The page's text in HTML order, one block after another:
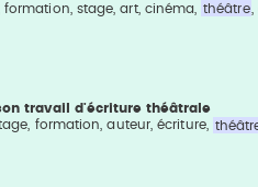
stage, art, cinéma,
théâtre
travail d'écriture théâtrale
formation, auteur, écriture,